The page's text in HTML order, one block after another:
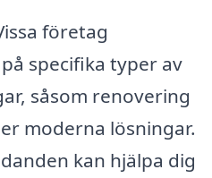
företag
specifika typer av
såsom renovering
moderna lösningar.
kan hjälpa dig